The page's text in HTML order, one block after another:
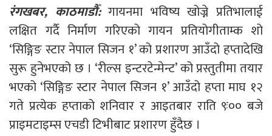
रंगखबर, काठमाडौँ:गायनमा भविष्य खोज्ने प्रतिभालाई
लक्षित गर्दै निर्माण गरिएको गायन प्रतियोगीताम्क शो
‘सिङ्गिङ स्टार नेपाल सिजन १’ को प्रशारण आउँदो हप्तादेखि
सुरू हुनेभएको छ । ‘रील्स इन्टरटेन्मेन्ट’ को प्रस्तुतीमा तयार
भएको ‘सिङ्गिङ स्टार नेपाल सिजन १’ आउँदो हप्ता माघ १२
गते प्रत्येक हप्ताको शनिवार र आइतबार राति ९ः०० बजे
प्राइमटाइम्स एचडी टिभीबाट प्रशारण हुँदैछ ।